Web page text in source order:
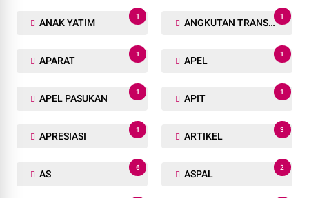
ANAK YATIM
1
ANGKUTAN TRANSPORTASI
1
APARAT
1
APEL
1
APEL PASUKAN
1
APIT
1
APRESIASI
1
ARTIKEL
3
AS
6
ASPAL
2